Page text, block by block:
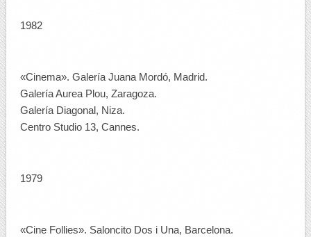
1982
«Cinema». Galería Juana Mordó, Madrid.
Galería Aurea Plou, Zaragoza.
Galería Diagonal, Niza.
Centro Studio 13, Cannes.
1979
«Cine Follies». Saloncito Dos i Una, Barcelona.